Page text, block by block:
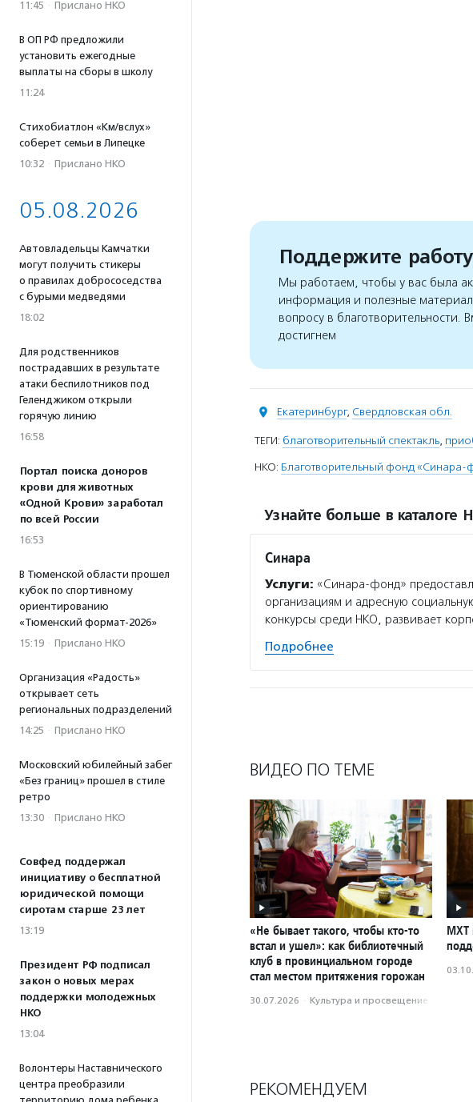
11:45 · Прислано НКО
В ОП РФ предложили
установить ежегодные
выплаты на сборы в школу
11:24
Стихобиатлон «Км/вслух»
соберет семьи в Липецке
10:32 · Прислано НКО
05.08.2026
Автовладельцы Камчатки
могут получить стикеры
о правилах добрососедства
с бурыми медведями
18:02
Для родственников
пострадавших в результате
атаки беспилотников под
Геленджиком открыли
горячую линию
16:58
Портал поиска доноров
крови для животных
«Одной Крови» заработал
по всей России
16:53
В Тюменской области прошел
кубок по спортивному
ориентированию
«Тюменский формат-2026»
15:19 · Прислано НКО
Организация «Радость»
открывает сеть
региональных подразделений
14:25 · Прислано НКО
Московский юбилейный забег
«Без границ» прошел в стиле
ретро
13:30 · Прислано НКО
Совфед поддержал
инициативу о бесплатной
юридической помощи
сиротам старше 23 лет
13:19
Президент РФ подписал
закон о новых мерах
поддержки молодежных
НКО
13:04
Волонтеры Наставнического
центра преобразили
Поддержите
Мы работаем, чтобы у вас была
информация и полезные
вопросу в благотворительности.
достигнем
Екатеринбург, Свердловская обл.
ТЕГИ: благотворительный спектакль,
НКО: Благотворительный фонд «Синара-
Узнайте больше в каталоге
Синара
Услуги: «Синара-фонд»
организациям и адресную
конкурсы среди НКО, развивает
Подробнее
ВИДЕО ПО ТЕМЕ
«Не бывает такого, чтобы кто-то
встал и ушел»: как библиотечный
клуб в провинциальном городе
стал местом притяжения горожан
30.07.2026 · Культура и просвещение
МХТ
РЕКОМЕНДУЕМ